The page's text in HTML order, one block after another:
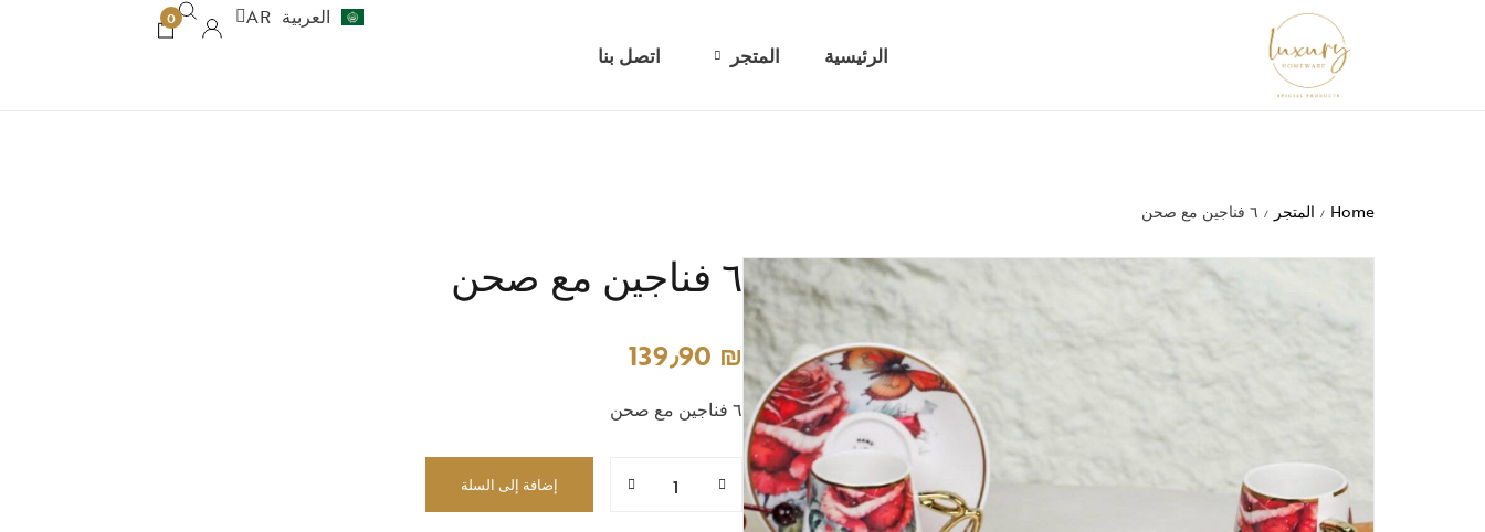
الرئيسية المتجر
تحف وديكور
طناجر وأواني معدنية
عربات تقديم
كاسات/ مجات ومطرات
معالق شوك وسكاكين
مناشر غسيل وطاولة كوي
خطوط ضيافة
اتصل بنا
العربية ARעברית HE
0
Home
/ المتجر / ٦ فناجين مع صحن
٦ فناجين مع صحن
139٫90 ₪
٦ فناجين مع صحن
إضافة إلى السلة